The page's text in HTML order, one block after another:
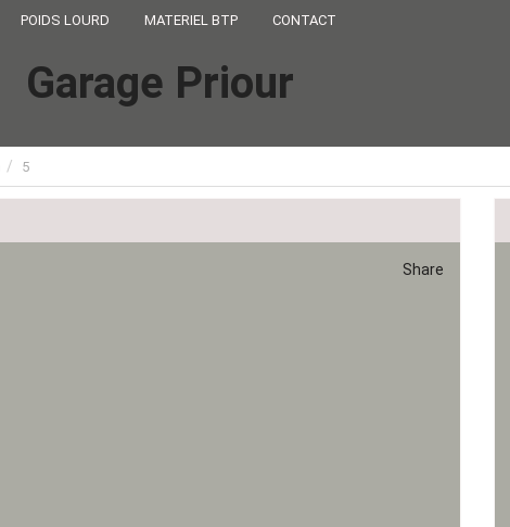
POIDS LOURD MATERIEL BTP CONTACT
Garage Priour
5
Share